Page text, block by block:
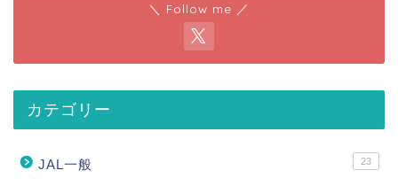
＼ Follow me ／
カテゴリー
JAL一般 23